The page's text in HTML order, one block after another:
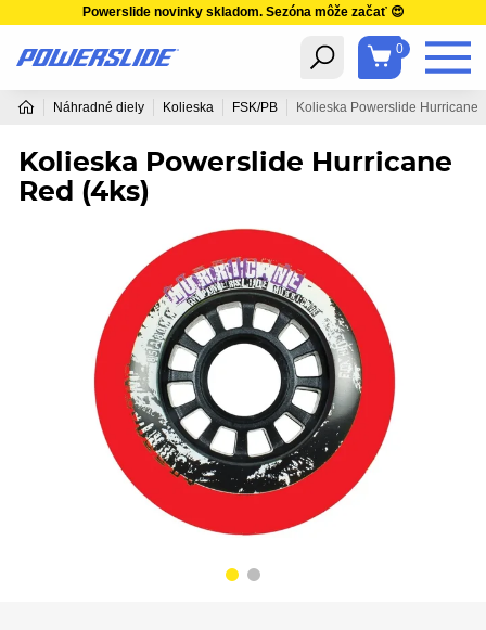
Powerslide novinky skladom. Sezóna môže začať 😍
0
Náhradné diely Kolieska FSK/PB Kolieska Powerslide Hurricane
Kolieska Powerslide Hurricane
Red (4ks)